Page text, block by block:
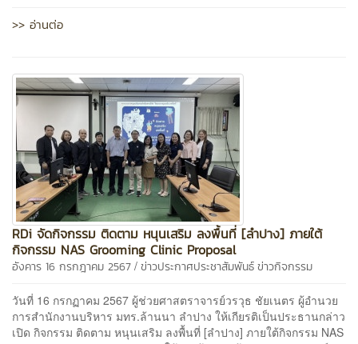
>> อ่านต่อ
RDi จัดกิจกรรม ติดตาม หนุนเสริม ลงพื้นที่ [ลำปาง] ภายใต้
กิจกรรม NAS Grooming Clinic Proposal
อังคาร 16 กรกฎาคม 2567 / ข่าวประกาศประชาสัมพันธ์ข่าวกิจกรรม
วันที่ 16 กรกฏาคม 2567 ผู้ช่วยศาสตราจารย์วรวุธ ชัยเนตร ผู้อำนวย
การสำนักงานบริหาร มทร.ล้านนา ลำปาง ให้เกียรติเป็นประธานกล่าว
เปิด กิจกรรม ติดตาม หนุนเสริม ลงพื้นที่ [ลำปาง] ภายใต้กิจกรรม NAS